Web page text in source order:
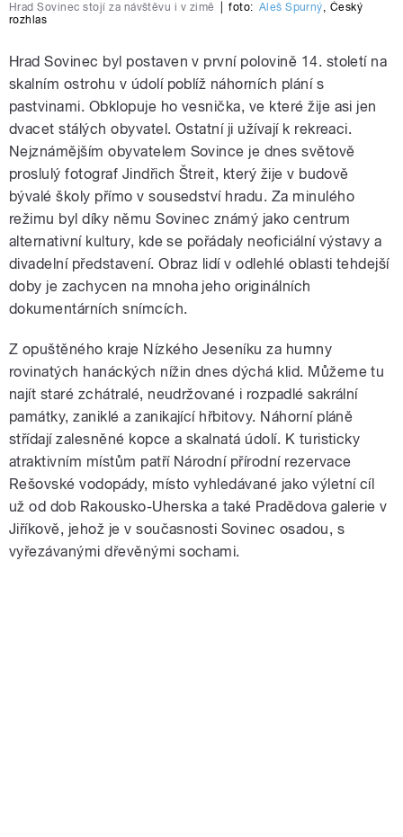
Hrad Sovinec stojí za návštěvu i v zimě foto: Aleš Spurný, Český
rozhlas
Hrad Sovinec byl postaven v první polovině 14. století na
skalním ostrohu v údolí poblíž náhorních plání s
pastvinami. Obklopuje ho vesnička, ve které žije asi jen
dvacet stálých obyvatel. Ostatní ji užívají k rekreaci.
Nejznámějším obyvatelem Sovince je dnes světově
proslulý fotograf Jindřich Štreit, který žije v budově
bývalé školy přímo v sousedství hradu. Za minulého
režimu byl díky němu Sovinec známý jako centrum
alternativní kultury, kde se pořádaly neoficiální výstavy a
divadelní představení. Obraz lidí v odlehlé oblasti tehdejší
doby je zachycen na mnoha jeho originálních
dokumentárních snímcích.
Z opuštěného kraje Nízkého Jeseníku za humny
rovinatých hanáckých nížin dnes dýchá klid. Můžeme tu
najít staré zchátralé, neudržované i rozpadlé sakrální
památky, zaniklé a zanikající hřbitovy. Náhorní pláně
střídají zalesněné kopce a skalnatá údolí. K turisticky
atraktivním místům patří Národní přírodní rezervace
Rešovské vodopády, místo vyhledávané jako výletní cíl
už od dob Rakousko-Uherska a také Pradědova galerie v
Jiříkově, jehož je v současnosti Sovinec osadou, s
vyřezávanými dřevěnými sochami.